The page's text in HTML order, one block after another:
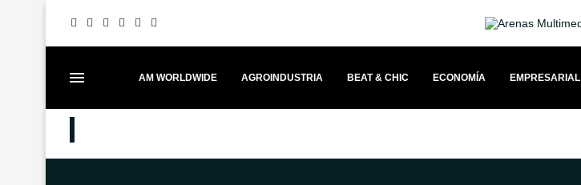
AM WORLDWIDE AGROINDUSTRIA BEAT & CHIC ECONOMÍA EMPRESARIAL